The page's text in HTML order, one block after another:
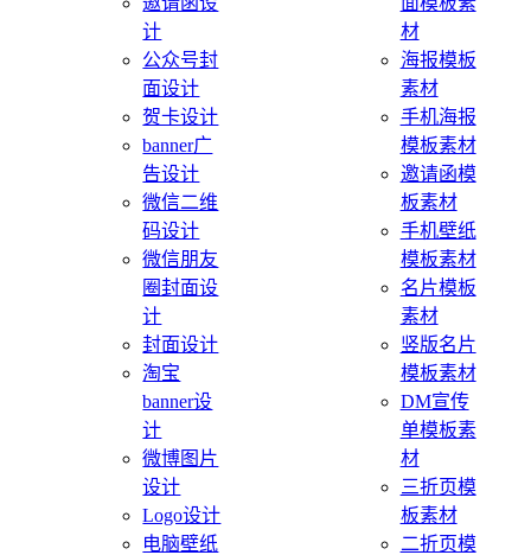
计
公众号封
面设计
贺卡设计
banner广
告设计
微信二维
码设计
微信朋友
圈封面设
计
封面设计
淘宝
banner设
计
微博图片
设计
Logo设计
电脑壁纸
材
海报模板
素材
手机海报
模板素材
邀请函模
板素材
手机壁纸
模板素材
名片模板
素材
竖版名片
模板素材
DM宣传
单模板素
材
三折页模
板素材
二折页模